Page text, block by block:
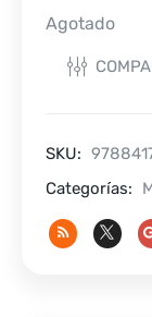
Agotado
SKU:
Categorías: